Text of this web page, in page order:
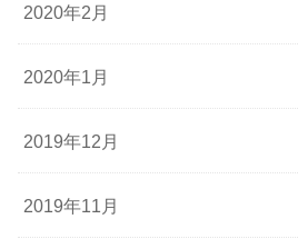
2020年2月
2020年1月
2019年12月
2019年11月